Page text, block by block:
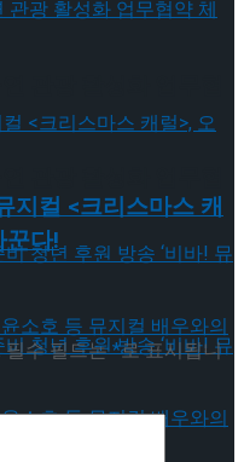
관광 활성화 업무협
지컬 <크리스마스 캐
다!
필수 필드는*로 표시됩니